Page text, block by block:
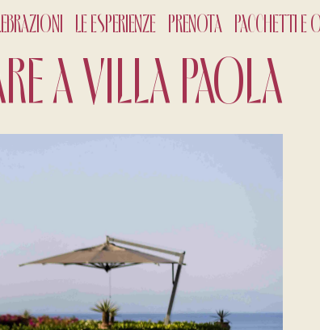
LE ESPERIENZE PRENOTA PACCHETTI E
SERVIZI
2026
ADULTI
A VILLA PAOLA